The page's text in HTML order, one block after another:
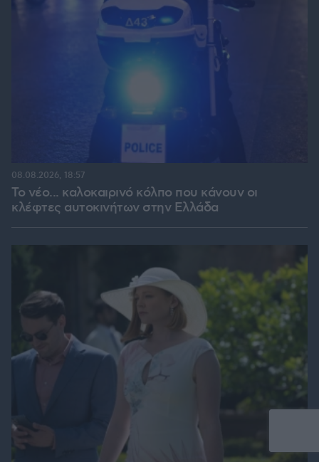
Το νέο... καλοκαιρινό κόλπο που κάνουν οι
κλέφτες αυτοκινήτων στην Ελλάδα
08.08.2026, 18:57